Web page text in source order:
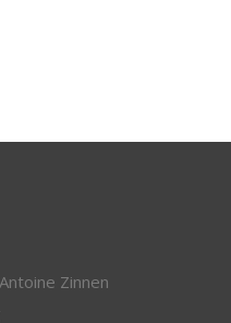
Zinnen